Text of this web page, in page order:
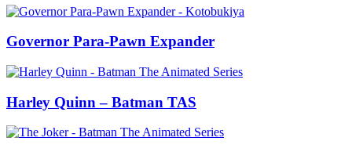
Governor Para-Pawn Expander
Harley Quinn – Batman TAS